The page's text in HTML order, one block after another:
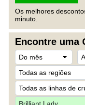
Os melhores
minuto.
Encontre uma